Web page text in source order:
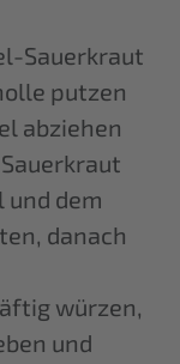
Sauerkraut
putzen
abziehen
und dem
danach
würzen,
und